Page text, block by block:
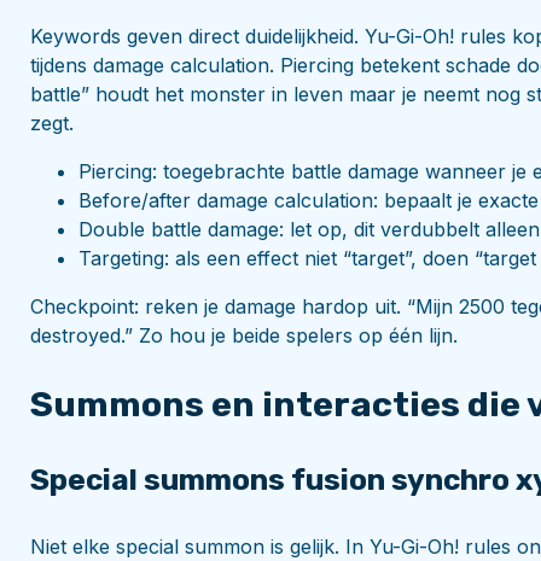
Keywords geven direct duidelijkheid. Yu-Gi-Oh! rules
tijdens damage calculation. Piercing betekent schade
battle” houdt het monster in leven maar je neemt nog
zegt.
Piercing: toegebrachte battle damage wanneer je
Before/after damage calculation: bepaalt je
Double battle damage: let op, dit verdubbelt
Targeting: als een effect niet “target”, doen
Checkpoint: reken je damage hardop uit. “Mijn 2500
destroyed.” Zo hou je beide spelers op één lijn.
Summons en interacties die
Special summons fusion synchro
Niet elke special summon is gelijk. In Yu-Gi-Oh! rules